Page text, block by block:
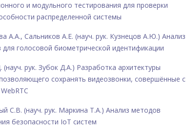
и модульного тестирования для проверки
распределенной системы
А.А., Сальников А.Е. (науч. рук. Кузнецов А.Ю.) Анализ
для голосовой биометрической идентификации
рук. Зубок Д.А.) Разработка архитектуры
сохранять видеозвонки, совершённые с
С.В. (науч. рук. Маркина Т.А.) Анализ методов
безопасности IoT систем